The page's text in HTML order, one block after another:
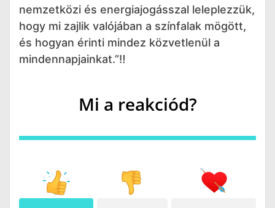
nemzetközi és energiajogásszal leleplezzük,
hogy mi zajlik valójában a színfalak mögött,
és hogyan érinti mindez közvetlenül a
mindennapjainkat.”‼️
Mi a reakciód?